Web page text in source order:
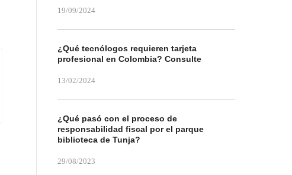
19/09/2024
¿Qué tecnólogos requieren tarjeta
profesional en Colombia? Consulte
13/02/2024
¿Qué pasó con el proceso de
responsabilidad fiscal por el parque
biblioteca de Tunja?
29/08/2023